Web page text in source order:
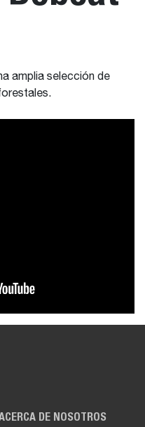
amplia selección de
DE NOSOTROS